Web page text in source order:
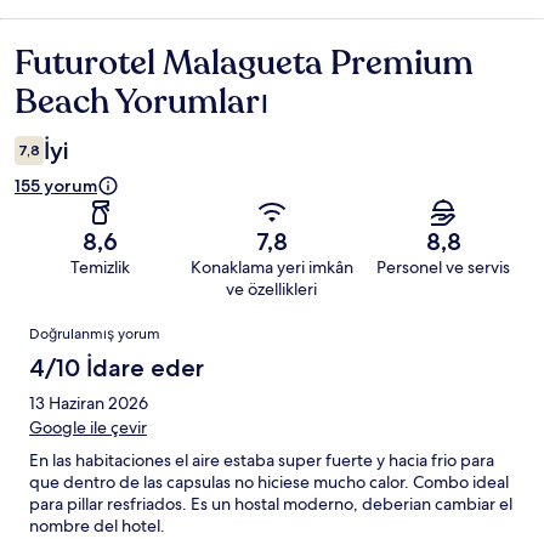
Yorumlar
Futurotel Malagueta Premium
Beach Yorumları
7,8 İyi
155 yorum
8,6
Temizlik
7,8
Konaklama yeri imkân
ve özellikleri
8,8
Personel ve servis
Yorumlar
Doğrulanmış yorum
4/10 İdare eder
13 Haziran 2026
Google ile çevir
En las habitaciones el aire estaba super fuerte y hacia frio para
que dentro de las capsulas no hiciese mucho calor. Combo ideal
para pillar resfriados. Es un hostal moderno, deberian cambiar el
nombre del hotel.